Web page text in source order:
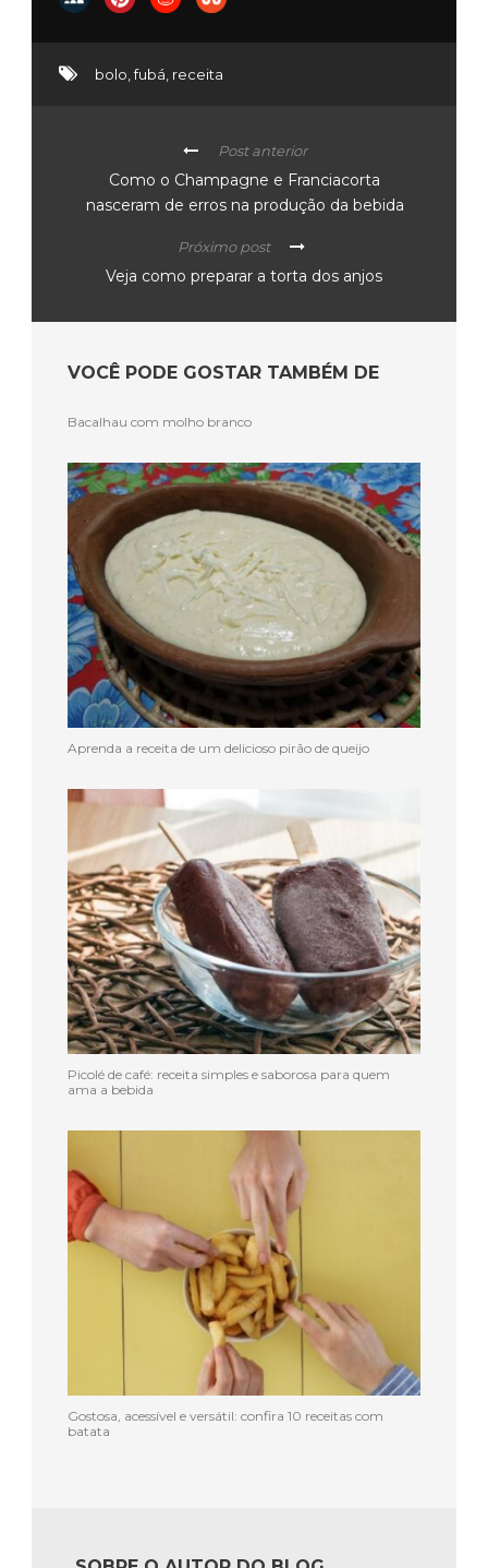
bolo fubá receita
Post anterior
Como o Champagne e Franciacorta
nasceram de erros na produção da bebida
Próximo post
Veja como preparar a torta dos anjos
VOCÊ PODE GOSTAR TAMBÉM DE
Bacalhau com molho branco
Aprenda a receita de um delicioso pirão de queijo
Picolé de café: receita simples e saborosa para quem
ama a bebida
Gostosa, acessível e versátil: confira 10 receitas com
batata